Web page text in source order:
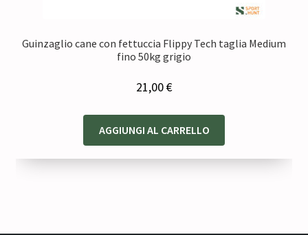
Guinzaglio cane con fettuccia Flippy Tech taglia Medium
fino 50kg grigio
21,00€
AGGIUNGI AL CARRELLO